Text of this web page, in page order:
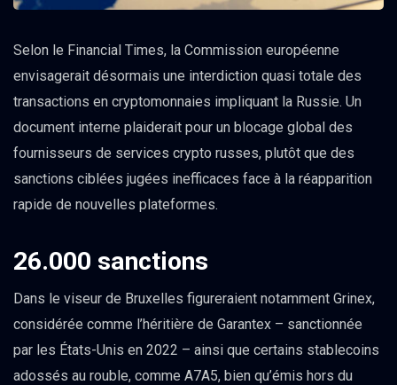
Selon le Financial Times, la Commission européenne
envisagerait désormais une interdiction quasi totale des
transactions en cryptomonnaies impliquant la Russie. Un
document interne plaiderait pour un blocage global des
fournisseurs de services crypto russes, plutôt que des
sanctions ciblées jugées inefficaces face à la réapparition
rapide de nouvelles plateformes.
26.000 sanctions
Dans le viseur de Bruxelles figureraient notamment Grinex,
considérée comme l’héritière de Garantex – sanctionnée
par les États-Unis en 2022 – ainsi que certains stablecoins
adossés au rouble, comme A7A5, bien qu’émis hors du